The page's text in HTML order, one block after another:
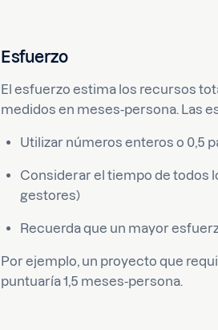
Esfuerzo
El esfuerzo estima los recursos
medidos en meses-persona. Las
Utilizar números enteros o 0,5
Considerar el tiempo de todos
gestores)
Recuerda que un mayor
Por ejemplo, un proyecto que
puntuaría 1,5 meses-persona.